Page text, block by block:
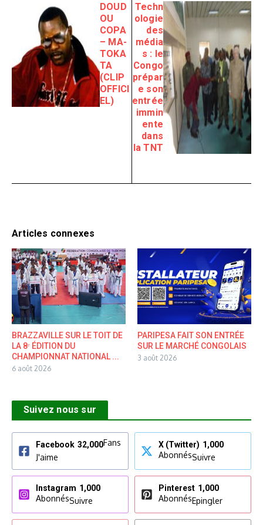
DOUD
OU
COPA
– MA-
TOKA
TA
(CLIP
OFFICI
EL)
Techn
ologie
des
média
s : le
Congo
prépar
e son
entrée
immin
ente
dans
la TNT
Articles connexes
BRAZZAVILLE SUR LE TOIT DE
LA 8ᵉ ÉDITION DU
CHAMPIONNAT NATIONAL ...
6 août 2026
PARIPESA FAIT SON ENTRÉE
SUR LE MARCHÉ CONGOLAIS
3 août 2026
Suivez nous sur
Facebook 32,000Fans
J'aime
X (Twitter) 1,000
AbonnésSuivre
Instagram 1,000
AbonnésSuivre
Pinterest 1,000
AbonnésEpingler